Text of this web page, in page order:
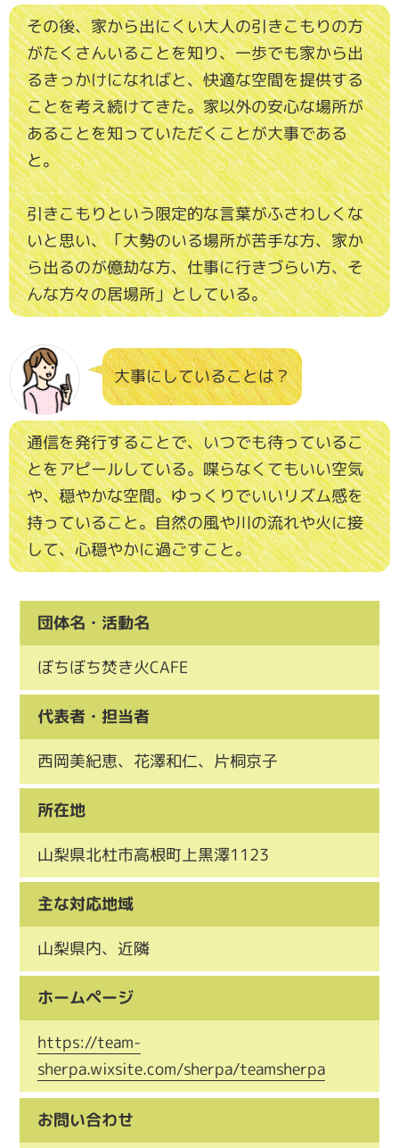
その後、家から出にくい大人の引きこもりの方
がたくさんいることを知り、一歩でも家から出
るきっかけになればと、快適な空間を提供する
ことを考え続けてきた。家以外の安心な場所が
あることを知っていただくことが大事である
と。
引きこもりという限定的な言葉がふさわしくな
いと思い、「大勢のいる場所が苦手な方、家か
ら出るのが億劫な方、仕事に行きづらい方、そ
んな方々の居場所」としている。
大事にしていることは？
通信を発行することで、いつでも待っているこ
とをアピールしている。喋らなくてもいい空気
や、穏やかな空間。ゆっくりでいいリズム感を
持っていること。自然の風や川の流れや火に接
して、心穏やかに過ごすこと。
団体名・活動名
ぼちぼち焚き火CAFE
代表者・担当者
西岡美紀恵、花澤和仁、片桐京子
所在地
山梨県北杜市高根町上黒澤1123
主な対応地域
山梨県内、近隣
ホームページ
https://team-
sherpa.wixsite.com/sherpa/teamsherpa
お問い合わせ